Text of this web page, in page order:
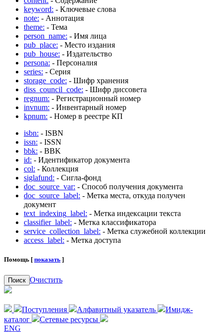
keyword: - Ключевые слова
note: - Аннотация
theme: - Тема
person_name: - Имя лица
pub_place: - Место издания
pub_house: - Издательство
persona: - Персоналия
series: - Серия
storage_code: - Шифр хранения
diss_council_code: - Шифр диссовета
regnum: - Регистрационный номер
invnum: - Инвентарный номер
kpnum: - Номер в реестре КП
isbn: - ISBN
issn: - ISSN
bbk: - BBK
id: - Идентификатор документа
col: - Коллекция
siglafund: - Сигла-фонд
doc_source_var: - Способ получения документа
doc_source_label: - Метка места, откуда получен
документ
text_indexing_label: - Метка индексации текста
classifier_label: - Метка классификатора
service_collection_label: - Метка служебной коллекции
access_label: - Метка доступа
Помощь [ показать ]
Поиск Очистить
Поступления Алфавитный указатель
Имидж-
каталог
Сетевые ресурсы
ENG